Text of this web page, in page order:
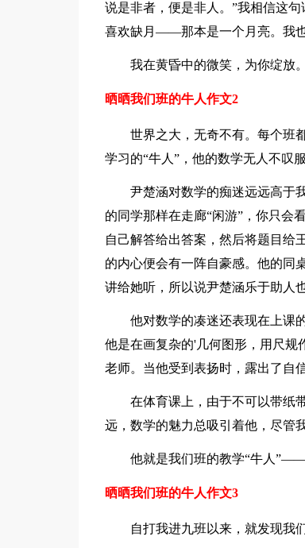
说是非者，便是非人。”我相信这
喜欢缺月——那本是一个月亮。我
我在黄昏中的微笑，为你绽放。
晒晒我们班的牛人作文2
世界之大，无奇不有。每个班都
学习的“牛人”，他的数学无人不叹
尹楚涵对数学的痴迷远远高于我
的同学那样在走廊“闲游”，你只会
自己解答给出答案，然后将题目给
的内心便会有一阵自豪感。他的同
讲给她听，所以说尹楚涵乐于助人
他对数学的凑迷还表现在上课的
他是在画复杂的'几何图形，用尺规
老师。当他受到表扬时，露出了自
在体育课上，由于不可以带纸带
远，数学的魅力总吸引着他，尽管
他就是我们班的教学“牛人”——
晒晒我们班的牛人作文3
自打我进九班以来，就发现我们